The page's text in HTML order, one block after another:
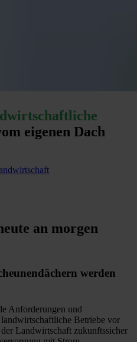
eigenen Dach
an morgen
werden
Anforderungen und
Betriebe vor
Landwirtschaft zukunftssicher